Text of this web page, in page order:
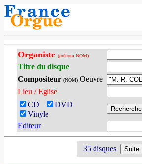
Organiste (prénom NOM)
Titre du disque
Compositeur (NOM)Oeuvre
Lieu / Eglise
CD
DVD
Vinyle
Editeur
35 disques